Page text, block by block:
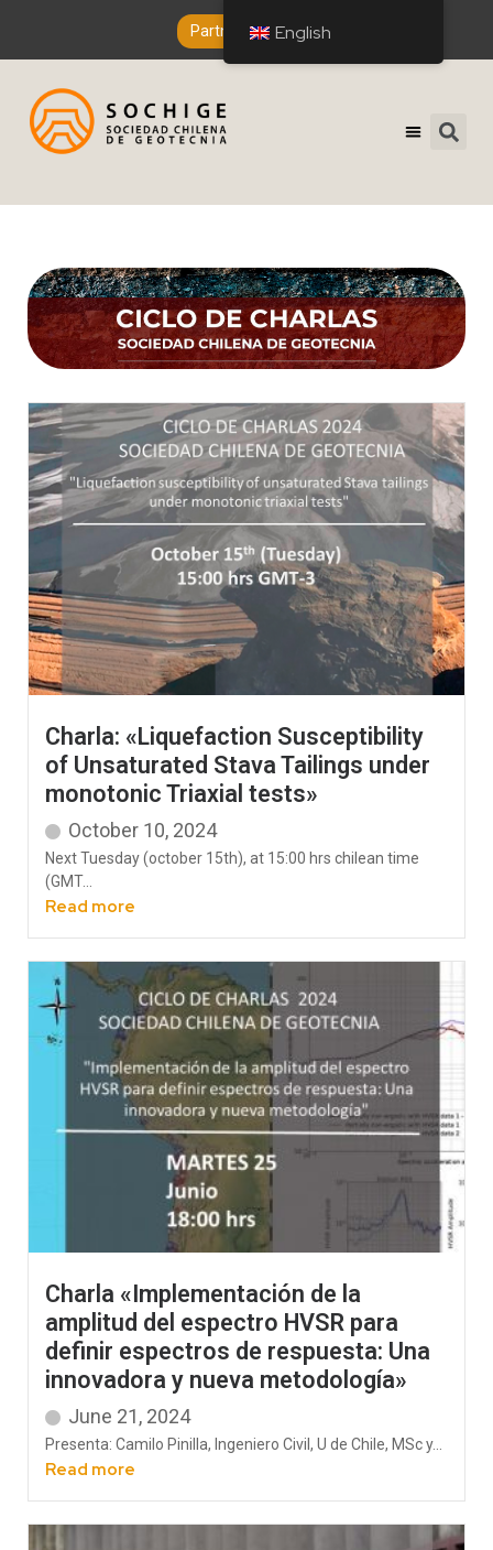
Partner Entry
Charla: «Liquefaction Susceptibility
of Unsaturated Stava Tailings under
monotonic Triaxial tests»
October 10, 2024
Next Tuesday (october 15th), at 15:00 hrs chilean time
(GMT...
Read more
Charla «Implementación de la
amplitud del espectro HVSR para
definir espectros de respuesta: Una
innovadora y nueva metodología»
June 21, 2024
Presenta: Camilo Pinilla, Ingeniero Civil, U de Chile, MSc y...
Read more
English